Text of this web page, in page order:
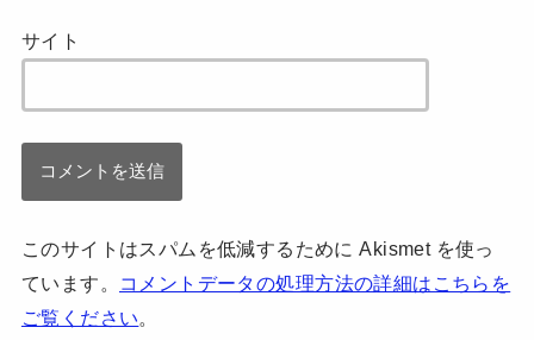
サイト
このサイトはスパムを低減するために Akismet を使っ
ています。
コメントデータの処理方法の詳細はこちらを
ご覧ください。